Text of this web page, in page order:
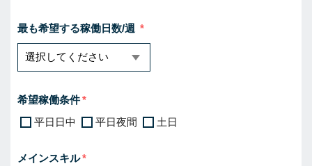
最も希望する稼働日数/週
希望稼働条件
平日日中
平日夜間 土日
メインスキル